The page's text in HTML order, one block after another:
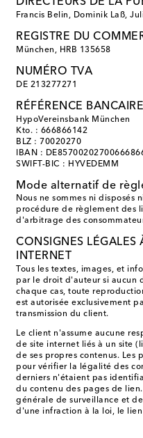
Francis Belin, Dominik Laß,
REGISTRE DU
München, HRB 135658
NUMÉRO TVA
DE 213277271
RÉFÉRENCE BANCAIRE
HypoVereinsbank München
Kto. : 666866142
BLZ : 70020270
IBAN :
SWIFT-BIC : HYVEDEMM
Mode alternatif de
Nous ne sommes ni disposés
procédure de règlement des
d'arbitrage des
CONSIGNES LÉGALES
INTERNET
Tous les textes, images, et
par le droit d'auteur si aucun
chaque cas, toute
est autorisée exclusivement
transmission du client.
Le client n'assume aucune
de site internet liés à un site
de ses propres contenus. Les
pour vérifier la légalité des
derniers n'étaient pas
du contenu des pages de
générale de surveillance et
d'une infraction à la loi, le